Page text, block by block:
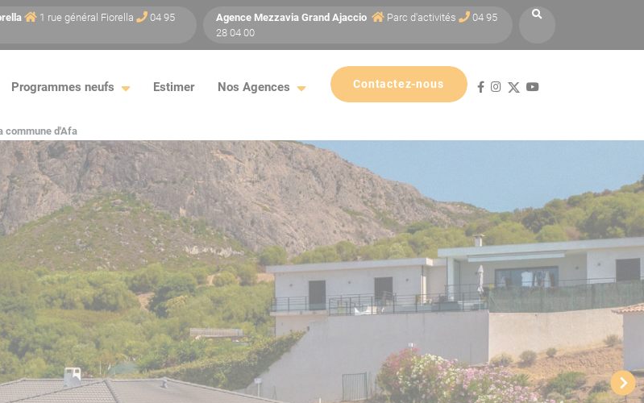
1 rue général Fiorella
04 95
Agence MezzaviaGrand Ajaccio Parc d'activités
04 95
28 04 00
Programmes neufs Estimer Nos Agences Contactez-nous
commune d'Afa
YouTube est désactivé. Autoriser